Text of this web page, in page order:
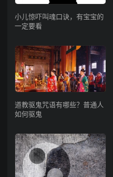
小儿惊吓叫魂口诀，有宝宝的
一定要看
道教驱鬼咒语有哪些？普通人
如何驱鬼